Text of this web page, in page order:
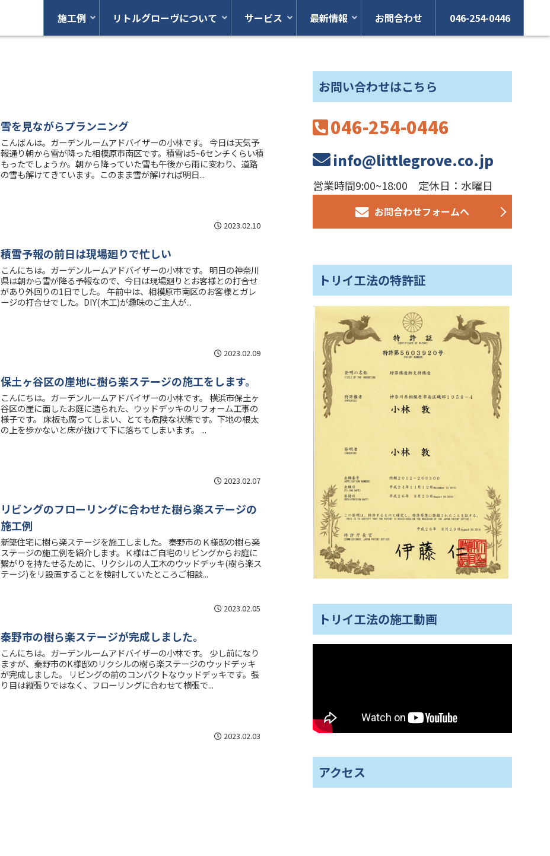
施工例 リトルグローヴについて サービス 最新情報 お問合わせ 046-254-0446
雪を見ながらプランニング
こんばんは。ガーデンルームアドバイザーの小林です。 今日は天気予
報通り朝から雪が降った相模原市南区です。積雪は5~6センチくらい積
もったでしょうか。朝から降っていた雪も午後から雨に変わり、道路
の雪も解けてきています。このまま雪が解ければ明日...
2023.02.10
積雪予報の前日は現場廻りで忙しい
こんにちは。ガーデンルームアドバイザーの小林です。 明日の神奈川
県は朝から雪が降る予報なので、今日は現場廻りとお客様との打合せ
があり外回りの1日でした。 午前中は、相模原市南区のお客様とガレ
ージの打合せでした。DIY(木工)が趣味のご主人が...
2023.02.09
保土ヶ谷区の崖地に樹ら楽ステージの施工をします。
こんにちは。ガーデンルームアドバイザーの小林です。 横浜市保土ヶ
谷区の崖に面したお庭に造られた、ウッドデッキのリフォーム工事の
様子です。 床板も腐ってしまい、とても危険な状態です。下地の根太
の上を歩かないと床が抜けて下に落ちてしまいます。 ...
2023.02.07
リビングのフローリングに合わせた樹ら楽ステージの
施工例
新築住宅に樹ら楽ステージを施工しました。 秦野市のＫ様邸の樹ら楽
ステージの施工例を紹介します。Ｋ様はご自宅のリビングからお庭に
繋がりを持たせるために、リクシルの人工木のウッドデッキ(樹ら楽ス
テージ)をリ設置することを検討していたところご相談...
2023.02.05
秦野市の樹ら楽ステージが完成しました。
こんにちは。ガーデンルームアドバイザーの小林です。 少し前になり
ますが、秦野市のK様邸のリクシルの樹ら楽ステージのウッドデッキ
が完成しました。 リビングの前のコンパクトなウッドデッキです。張
り目は縦張りではなく、フローリングに合わせて横張で...
2023.02.03
お問い合わせはこちら
046-254-0446
info@littlegrove.co.jp
営業時間9:00~18:00 定休日：水曜日
お問合わせフォームへ
トリイ工法の特許証
トリイ工法の施工動画
アクセス